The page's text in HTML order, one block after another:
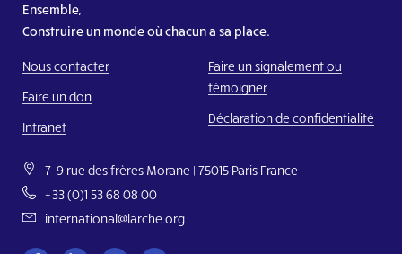
De Ark Gent vzw
Visitez le site Web
Visitez le site Web
L’Arche Communauté de Bierges ASBL
Ensemble,
Construire un monde où chacun a sa place.
Nous contacter
Faire un don
Intranet
Faire un signalement ou
témoigner
Déclaration de confidentialité
7-9 rue des frères Morane | 75015 Paris France
+33 (0)1 53 68 08 00
international@larche.org